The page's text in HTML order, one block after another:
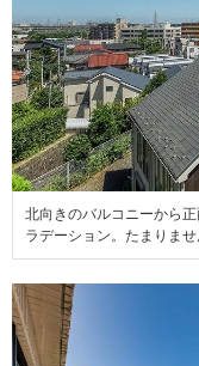
北向きのバルコニーから
ラデーション。たまりませ